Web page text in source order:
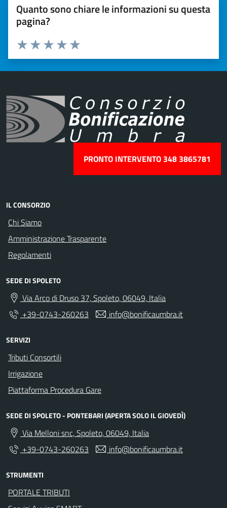
Quanto sono chiare le informazioni su questa
pagina?
Valuta 5 stelle su 5
Valuta 4 stelle su 5
Valuta 3 stelle su 5
Valuta 2 stelle su 5
Valuta 1 stelle su 5
PRONTO INTERVENTO 348 3865781
IL CONSORZIO
Chi Siamo
Amministrazione Trasparente
Regolamenti
SEDE DI SPOLETO
Via Arco di Druso 37, Spoleto, 06049, Italia
+39-0743-260263
info@bonificaumbra.it
SERVIZI
Tributi Consortili
Irrigazione
Piattaforma Procedura Gare
SEDE DI SPOLETO - PONTEBARI (APERTA SOLO IL GIOVEDÌ)
Via Melloni snc, Spoleto, 06049, Italia
+39-0743-260263
info@bonificaumbra.it
STRUMENTI
PORTALE TRIBUTI